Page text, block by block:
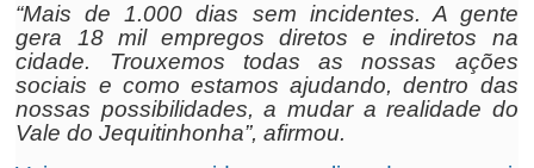
“Mais de 1.000 dias sem incidentes. A gente
gera 18 mil empregos diretos e indiretos na
cidade. Trouxemos todas as nossas ações
sociais e como estamos ajudando, dentro das
nossas possibilidades, a mudar a realidade do
Vale do Jequitinhonha”, afirmou.